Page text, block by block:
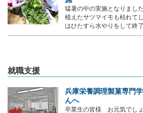
猛暑の中の実施となりまし
植えたサツマイモも枯れて
はひたすら水やりをして
就職支援
兵庫栄養調理製菓専
んへ
卒業生の皆様 お元気でし